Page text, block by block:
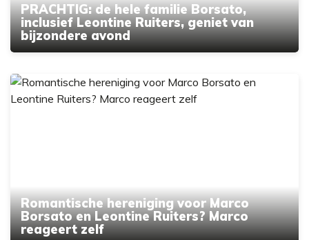
PRACHTIG: de hele familie Borsato,
inclusief Leontine Ruiters, geniet van
bijzondere avond
Romantische hereniging voor Marco
Borsato en Leontine Ruiters? Marco
reageert zelf